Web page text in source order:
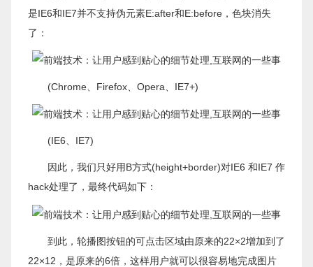
是IE6和IE7并不支持伪元素E:after和E:before，色块消失
了：
(Chrome、Firefox、Opera、IE7+)
(IE6、IE7)
因此，我们只好用B方式(height+border)对IE6 和IE7 作
hack处理了，最终代码如下：
到此，轮播图按钮的可点击区域由原来的22×2增加到了
22×12，是原来的6倍，这样用户就可以很容易地完成图片